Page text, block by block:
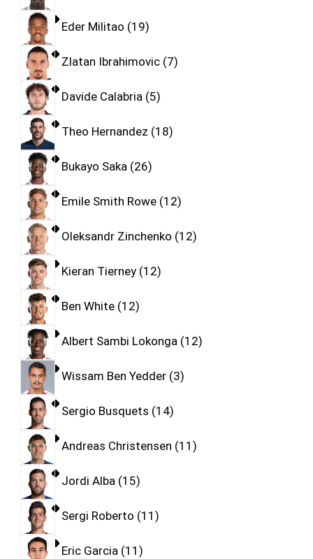
Eder Militao 19
Zlatan Ibrahimovic 7
Davide Calabria 5
Theo Hernandez 18
Bukayo Saka 26
Emile Smith Rowe 12
Oleksandr Zinchenko 12
Kieran Tierney 12
Ben White 12
Albert Sambi Lokonga 12
Wissam Ben Yedder 3
Sergio Busquets 14
Andreas Christensen 11
Jordi Alba 15
Sergi Roberto 11
Eric Garcia 11